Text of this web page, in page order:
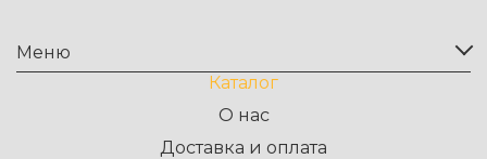
Меню
Каталог
О нас
Доставка и оплата